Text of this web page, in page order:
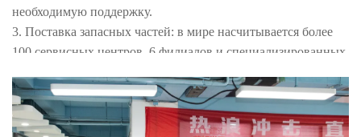
необходимую поддержку.
3. Поставка запасных частей: в мире насчитывается более
100 сервисных центров, 6 филиалов и специализированных
поставку часто используемых комплектующих и сокращает
время простоя оборудования.